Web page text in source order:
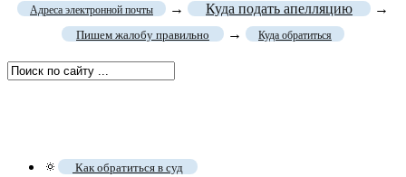
Адреса электронной почты → Куда подать апелляцию →
Пишем жалобу правильно → Куда обратиться
🔅 Как обратиться в суд